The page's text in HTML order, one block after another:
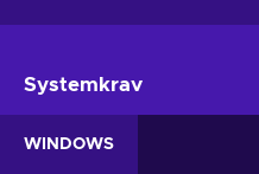
Systemkrav
WINDOWS